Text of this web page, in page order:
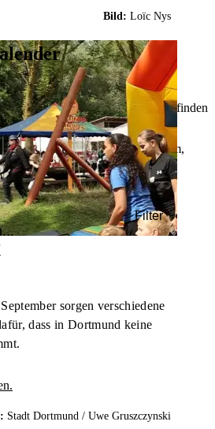
Bild: Loïc Nys
sorgen verschiedene
dass in Dortmund keine
Stadt Dortmund / Uwe Gruszczynski
Welche Konzerte gibt es am
Dortmunds finden
oder Museumsführung übers
Sie können dabei nach Datum,
auswählen. Viel Spaß!
Filter